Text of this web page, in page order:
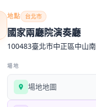
地點 台北市
國家兩廳院演奏廳
100483臺北市中正區中山
場地
場地地圖